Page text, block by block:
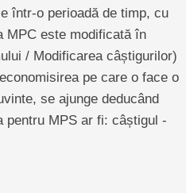
într-o perioadă de timp, cu
MPC este modificată în
/ Modificarea câștigurilor)
pe care o face o
se ajunge deducând
pentru MPS ar fi: câștigul -